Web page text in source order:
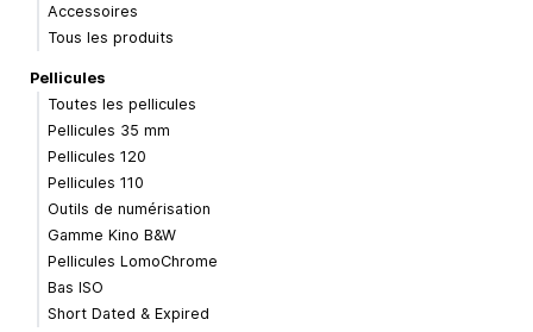
Accessoires
Tous les produits
Pellicules
Toutes les pellicules
Pellicules 35 mm
Pellicules 120
Pellicules 110
Outils de numérisation
Gamme Kino B&W
Pellicules LomoChrome
Bas ISO
Short Dated & Expired